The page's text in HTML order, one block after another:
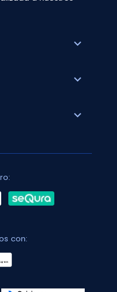
expand_more
expand_more
expand_more
con: